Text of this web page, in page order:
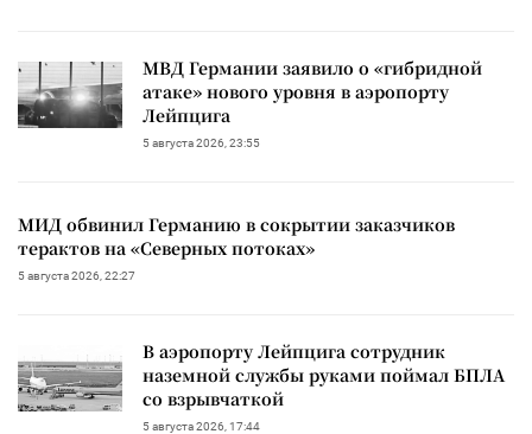
МВД Германии заявило о «гибридной
атаке» нового уровня в аэропорту
Лейпцига
5 августа 2026, 23:55
МИД обвинил Германию в сокрытии заказчиков
терактов на «Северных потоках»
5 августа 2026, 22:27
В аэропорту Лейпцига сотрудник
наземной службы руками поймал БПЛА
со взрывчаткой
5 августа 2026, 17:44